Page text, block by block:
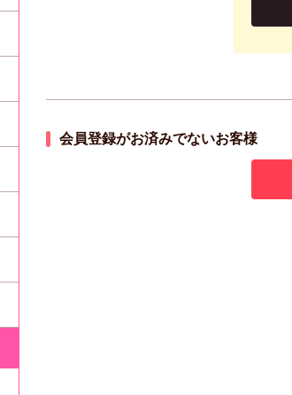
会員登録がお済みでないお客様